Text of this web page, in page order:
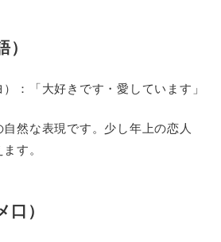
）：「大好きです・愛しています」
然な表現です。少し年上の恋人
す。
）